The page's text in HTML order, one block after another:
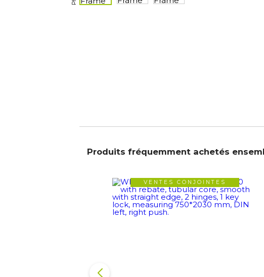
Produits fréquemment achetés
VENTES CONJOINTES